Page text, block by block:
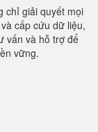
chỉ giải quyết mọi
cấp cứu dữ liệu,
vấn và hỗ trợ để
vững.